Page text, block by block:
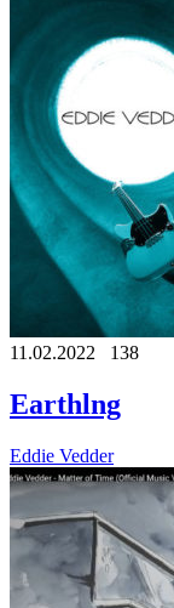
11.02.2022
138
Earthlng
Eddie Vedder